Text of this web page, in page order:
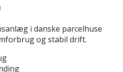
i danske parcelhuse
og stabil drift.